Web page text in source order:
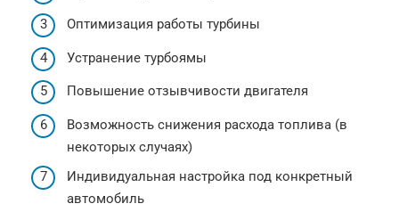
Оптимизация работы турбины
Устранение турбоямы
Повышение отзывчивости двигателя
Возможность снижения расхода топлива (в
некоторых случаях)
Индивидуальная настройка под конкретный
автомобиль